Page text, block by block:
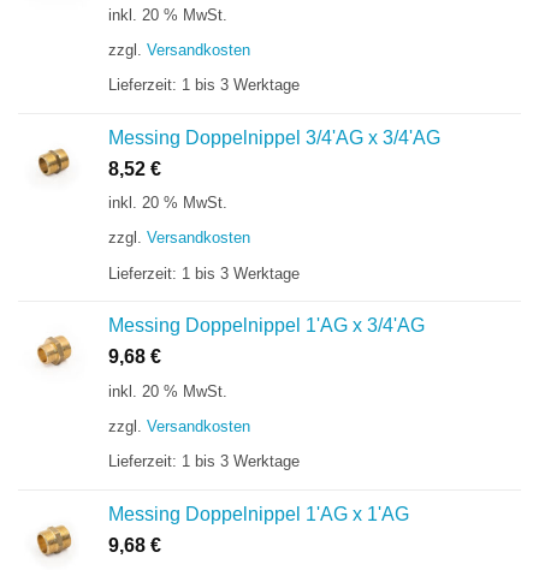
inkl. 20 % MwSt.
zzgl. Versandkosten
Lieferzeit: 1 bis 3 Werktage
Messing Doppelnippel 3/4'AG x 3/4'AG
8,52 €
inkl. 20 % MwSt.
zzgl. Versandkosten
Lieferzeit: 1 bis 3 Werktage
Messing Doppelnippel 1'AG x 3/4'AG
9,68 €
inkl. 20 % MwSt.
zzgl. Versandkosten
Lieferzeit: 1 bis 3 Werktage
Messing Doppelnippel 1'AG x 1'AG
9,68 €